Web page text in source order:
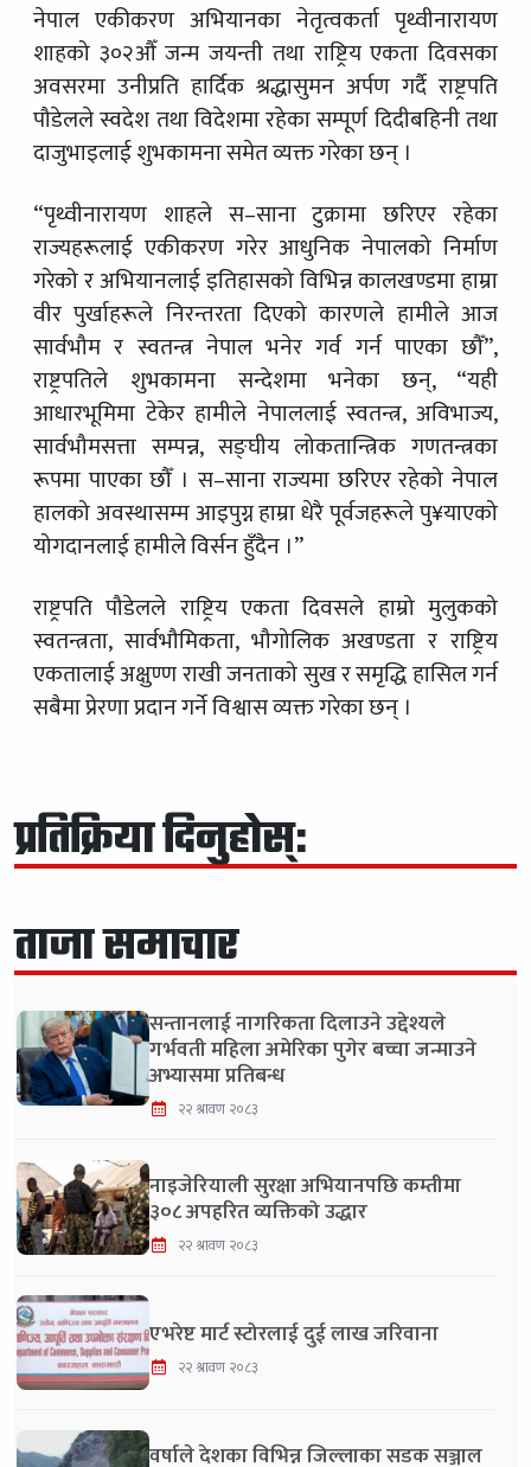
नेपाल एकीकरण अभियानका नेतृत्वकर्ता पृथ्वीनारायण
शाहको ३०२औँ जन्म जयन्ती तथा राष्ट्रिय एकता दिवसका
अवसरमा उनीप्रति हार्दिक श्रद्धासुमन अर्पण गर्दै राष्ट्रपति
पौडेलले स्वदेश तथा विदेशमा रहेका सम्पूर्ण दिदीबहिनी तथा
दाजुभाइलाई शुभकामना समेत व्यक्त गरेका छन् ।
“पृथ्वीनारायण शाहले स–साना टुक्रामा छरिएर रहेका
राज्यहरूलाई एकीकरण गरेर आधुनिक नेपालको निर्माण
गरेको र अभियानलाई इतिहासको विभिन्न कालखण्डमा हाम्रा
वीर पुर्खाहरूले निरन्तरता दिएको कारणले हामीले आज
सार्वभौम र स्वतन्त्र नेपाल भनेर गर्व गर्न पाएका छौँ”,
राष्ट्रपतिले शुभकामना सन्देशमा भनेका छन्, “यही
आधारभूमिमा टेकेर हामीले नेपाललाई स्वतन्त्र, अविभाज्य,
सार्वभौमसत्ता सम्पन्न, सङ्घीय लोकतान्त्रिक गणतन्त्रका
रूपमा पाएका छौँ । स–साना राज्यमा छरिएर रहेको नेपाल
हालको अवस्थासम्म आइपुग्न हाम्रा धेरै पूर्वजहरूले पु¥याएको
योगदानलाई हामीले विर्सन हुँदैन ।”
राष्ट्रपति पौडेलले राष्ट्रिय एकता दिवसले हाम्रो मुलुकको
स्वतन्त्रता, सार्वभौमिकता, भौगोलिक अखण्डता र राष्ट्रिय
एकतालाई अक्षुण्ण राखी जनताको सुख र समृद्धि हासिल गर्न
सबैमा प्रेरणा प्रदान गर्ने विश्वास व्यक्त गरेका छन् ।
प्रतिक्रिया दिनुहोस्:
ताजा समाचार
सन्तानलाई नागरिकता दिलाउने उद्देश्यले
गर्भवती महिला अमेरिका पुगेर बच्चा जन्माउने
अभ्यासमा प्रतिबन्ध
२२ श्रावण २०८३
नाइजेरियाली सुरक्षा अभियानपछि कम्तीमा
३०८ अपहरित व्यक्तिको उद्धार
२२ श्रावण २०८३
एभरेष्ट मार्ट स्टोरलाई दुई लाख जरिवाना
२२ श्रावण २०८३
वर्षाले देशका विभिन्न जिल्लाका सडक सञ्जाल